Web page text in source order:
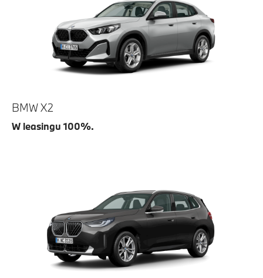
BMW X2
W leasingu 100%.